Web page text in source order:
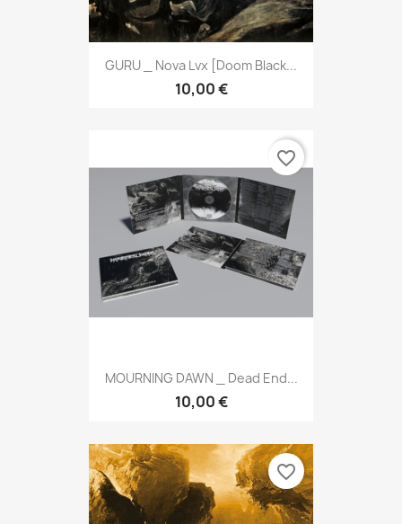
GURU _ Nova Lvx [Doom Black...
10,00 €
MOURNING DAWN _ Dead End...
10,00 €
favorite_border
favorite_border